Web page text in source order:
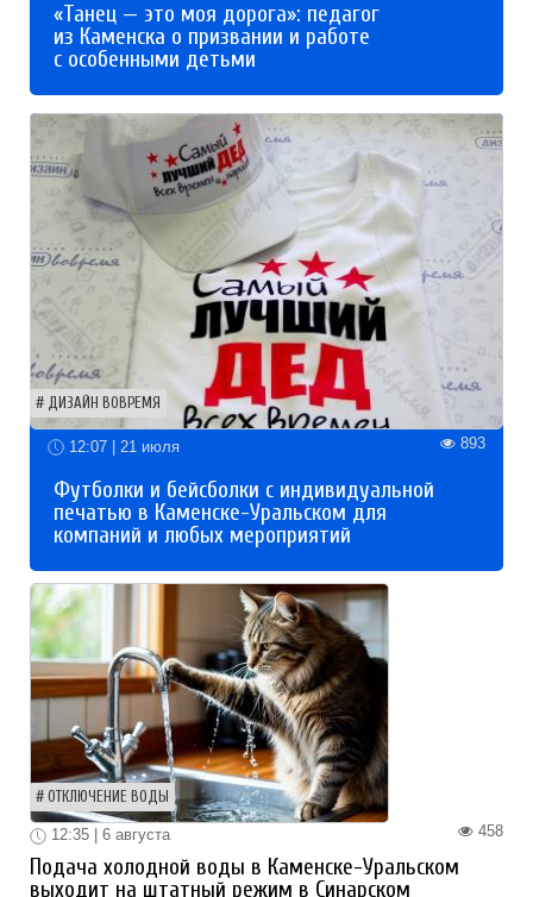
«Танец — это моя дорога»: педагог
из Каменска о призвании и работе
с особенными детьми
ДИЗАЙН ВОВРЕМЯ
12:07 | 21 июля 893
Футболки и бейсболки с индивидуальной
печатью в Каменске-Уральском для
компаний и любых мероприятий
ОТКЛЮЧЕНИЕ ВОДЫ
458
12:35 | 6 августа
Подача холодной воды в Каменске-Уральском
выходит на штатный режим в Синарском